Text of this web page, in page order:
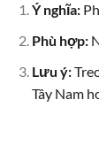
Ý nghĩa:
Phù hợp:
Lưu ý:
Tây Nam